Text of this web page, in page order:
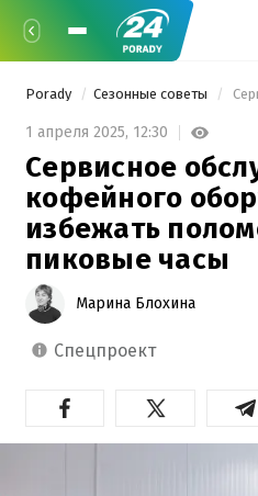
Porady Сезонные советы
1 апреля 2025, 12:30
Сервисное
кофейного
избежать
пиковые часы
Марина Блохина
спецпроект